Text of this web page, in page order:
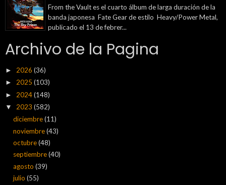
From the Vault es el cuarto álbum de larga duración de la
banda japonesa Fate Gear de estilo Heavy/Power Metal,
publicado el 13 de febrer...
Archivo de la Pagina
► 2026 (36)
► 2025 (103)
► 2024(148)
▼ 2023 (582)
diciembre(11)
noviembre(43)
octubre(48)
septiembre(40)
agosto(39)
julio(55)